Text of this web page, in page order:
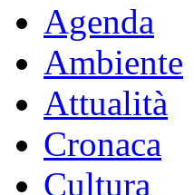
Agenda
Ambiente
Attualità
Cronaca
Cultura